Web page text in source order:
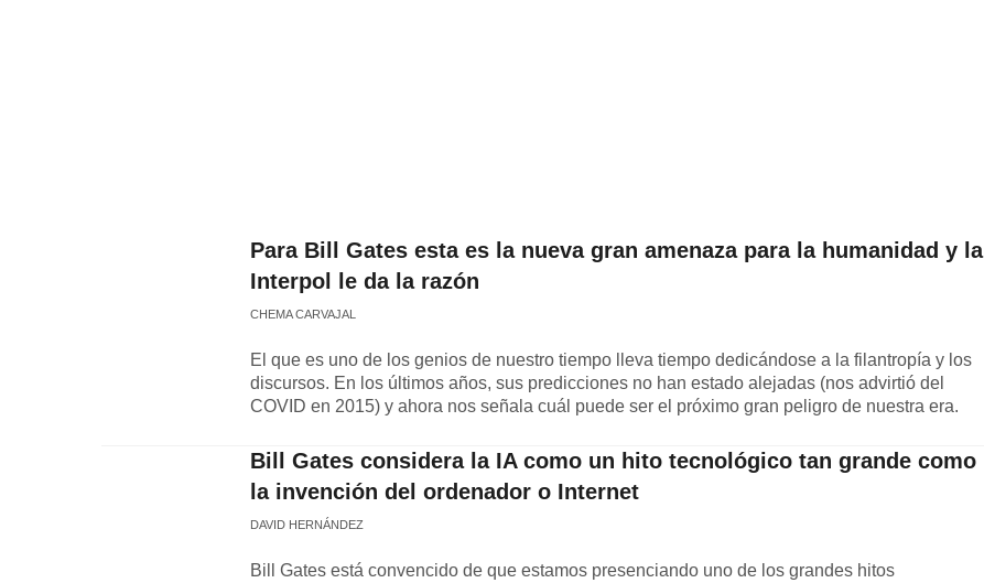
Para Bill Gates esta es la nueva gran amenaza para la humanidad y la
Interpol le da la razón
CHEMA CARVAJAL
El que es uno de los genios de nuestro tiempo lleva tiempo dedicándose a la filantropía y los
discursos. En los últimos años, sus predicciones no han estado alejadas (nos advirtió del
COVID en 2015) y ahora nos señala cuál puede ser el próximo gran peligro de nuestra era.
Bill Gates considera la IA como un hito tecnológico tan grande como
la invención del ordenador o Internet
DAVID HERNÁNDEZ
Bill Gates está convencido de que estamos presenciando uno de los grandes hitos